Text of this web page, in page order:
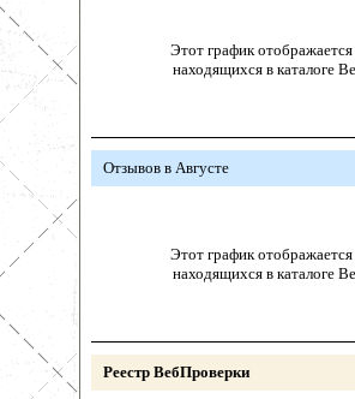
Этот график отображается
находящихся в каталоге
Отзывов в Августе
Этот график отображается
находящихся в каталоге
Реестр ВебПроверки